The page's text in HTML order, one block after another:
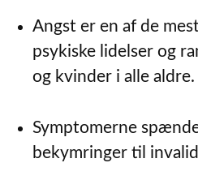
Angst er en af de
psykiske lidelser og
og kvinder i alle aldre.
Symptomerne
bekymringer til